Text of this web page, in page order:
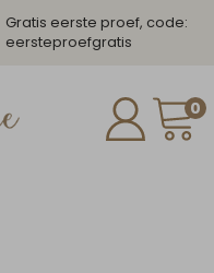
Gratis eerste proef, code:
eersteproefgratis
0